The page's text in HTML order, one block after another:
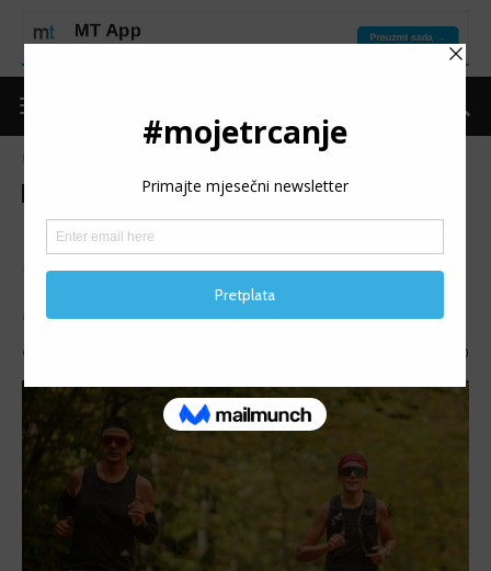
Izdvojeno MT reflektor
MT REFLEKTOR: Amar
Ćehajić
MT REFLEKTOR (83): Predstavljamo Amara Ćehajića.
Objavio 1110